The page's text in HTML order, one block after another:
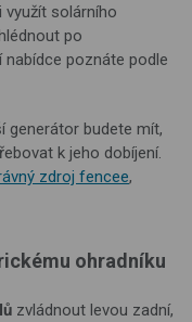
využít solárního
po
nabídce poznáte podle
generátor budete mít,
k jeho dobíjení.
zdroj fencee,
ohradníku
zvládnout levou zadní,